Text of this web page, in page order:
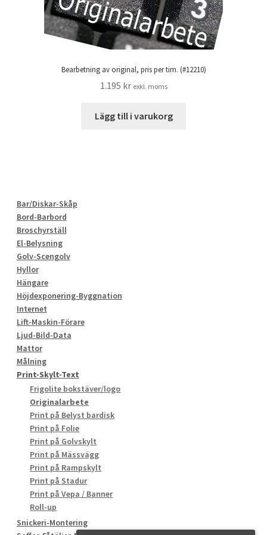
Bearbetning av original, pris per tim. (#12210)
1.195 kr exkl. moms
Lägg till i varukorg
Bar/Diskar-Skåp
Bord-Barbord
Broschyrställ
El-Belysning
Golv-Scengolv
Hyllor
Hängare
Höjdexponering-Byggnation
Internet
Lift-Maskin-Förare
Ljud-Bild-Data
Mattor
Målning
Print-Skylt-Text
Frigolite bokstäver/logo
Originalarbete
Print på Belyst bardisk
Print på Folie
Print på Golvskylt
Print på Mässvägg
Print på Rampskylt
Print på Stadur
Print på Vepa / Banner
Roll-up
Snickeri-Montering